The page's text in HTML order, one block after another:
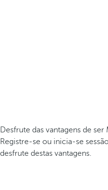
Desfrute das vantagens de ser
Registre-se ou inicia-se
desfrute destas vantagens.